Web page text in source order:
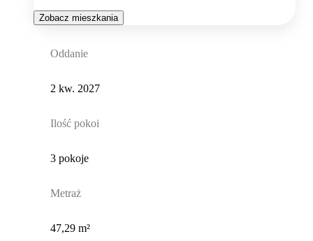
Zobacz mieszkania
Oddanie
2 kw. 2027
Ilość pokoi
3 pokoje
Metraż
47,29 m²